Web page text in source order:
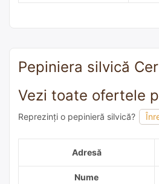
Pepiniera silvică
Reprezinți o pepinieră silvică?
Adresă
Nume